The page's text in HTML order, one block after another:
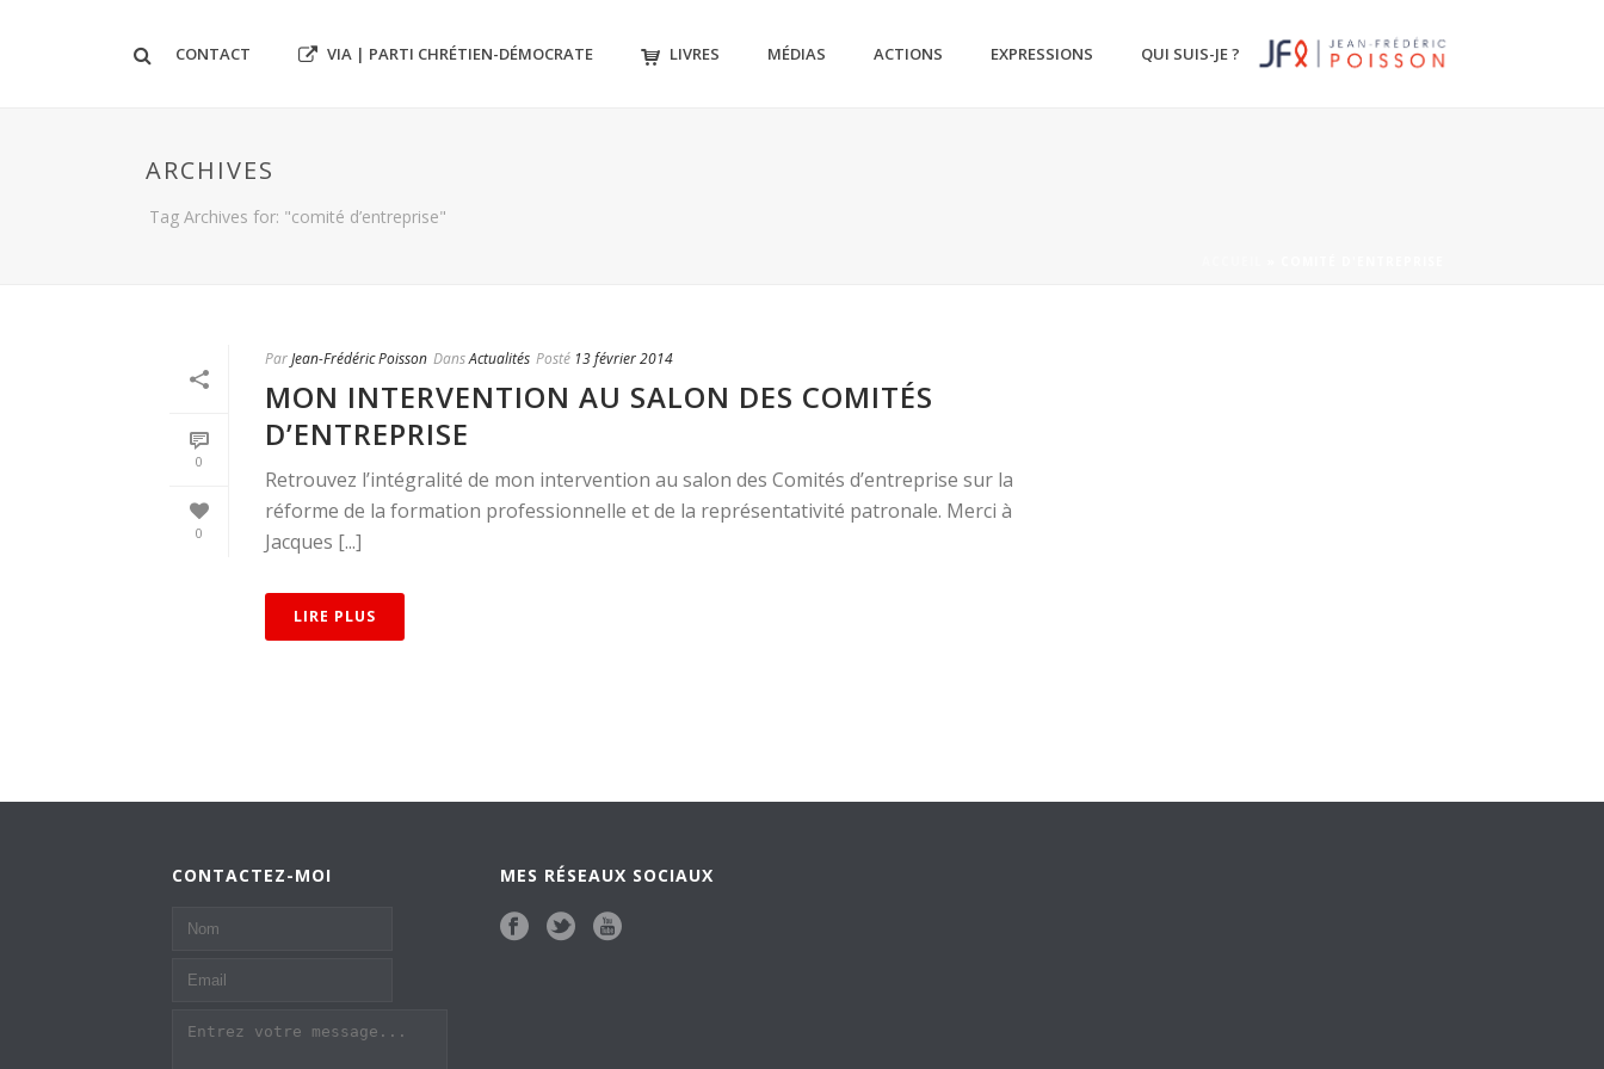
QUI SUIS-JE ?
EXPRESSIONS
ACTIONS
MÉDIAS
LIVRES
VIA | PARTI CHRÉTIEN-DÉMOCRATE
CONTACT
ARCHIVES
Tag Archives for: "comité d’entreprise"
0
0
ParJean-Frédéric Poisson DansActualités Posté 13 février 2014
MON INTERVENTION AU SALON DES COMITÉS
D’ENTREPRISE
Retrouvez l’intégralité de mon intervention au salon des Comités d’entreprise sur la
réforme de la formation professionnelle et de la représentativité patronale. Merci à
Jacques [...]
LIRE PLUS
CONTACTEZ-MOI MES RÉSEAUX SOCIAUX